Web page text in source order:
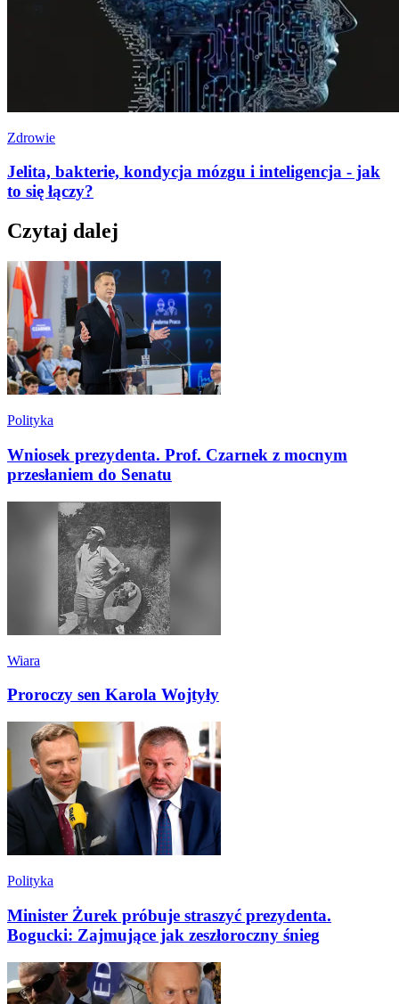
Zdrowie
Jelita, bakterie, kondycja mózgu i inteligencja - jak
to się łączy?
Czytaj dalej
Polityka
Wniosek prezydenta. Prof. Czarnek z mocnym
przesłaniem do Senatu
Wiara
Proroczy sen Karola Wojtyły
Polityka
Minister Żurek próbuje straszyć prezydenta.
Bogucki: Zajmujące jak zeszłoroczny śnieg